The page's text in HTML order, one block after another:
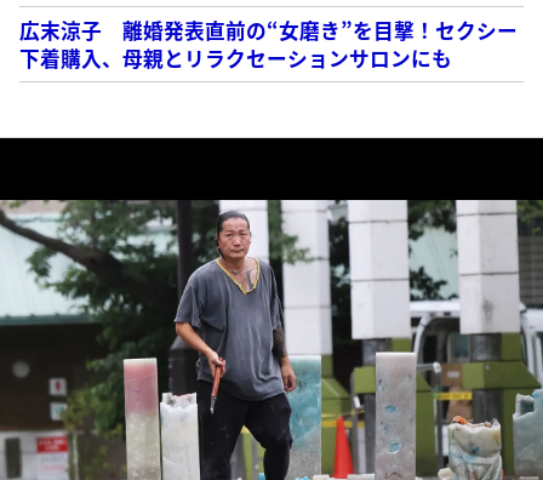
広末涼子 離婚発表直前の“女磨き”を目撃！セクシー
下着購入、母親とリラクセーションサロンにも